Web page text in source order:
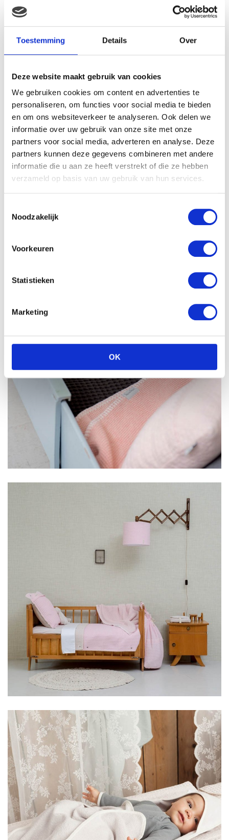
Toestemming Details Over
Deze website maakt gebruik van cookies
We gebruiken cookies om content en advertenties te
personaliseren, om functies voor social media te bieden
en om ons websiteverkeer te analyseren. Ook delen we
informatie over uw gebruik van onze site met onze
partners voor social media, adverteren en analyse. Deze
partners kunnen deze gegevens combineren met andere
informatie die u aan ze heeft verstrekt of die ze hebben
verzameld op basis van uw gebruik van hun services.
Noodzakelijk
Voorkeuren
Statistieken
Marketing
OK